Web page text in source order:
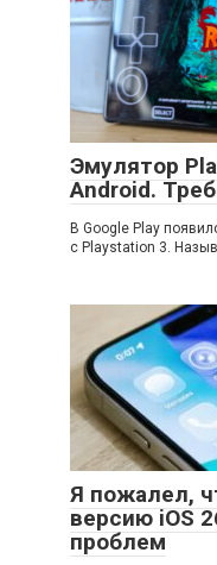
Эмулятор
Android.
В Google Play
с Playstation 3.
Я пожалел,
версию iOS
проблем